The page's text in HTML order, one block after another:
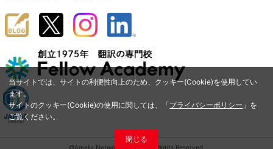
当サイトでは、サイトの利便性向上のため、クッキー(Cookie)を使用してい
ます。
サイトのクッキー(Cookie)の使用に関しては、「プライバシーポリシー 」を
ご覧ください。
閉じる
©Amelia Network Co.,Ltd. All Rights Reserved.